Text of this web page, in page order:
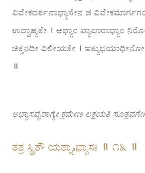
ವಿವೇಕದರ್ಶನಾಭ್ಯಾಸೇನ ಚ ವಿವೇಕಮಾರ್ಗಗಂ
ಉದ್ವಾಹ್ಯತೇ । ಆಭ್ಯಾಂ ವ್ಯಾಪಾರಾಭ್ಯಾಂ
ಚಿತ್ತನದೀ ವಿಲೀಯತೇ ।
॥
ಅಭ್ಯಾಸವೈರಾಗ್ಯೇ ಕ್ರಮೇಣ ಲಕ್ಷಯತಿ
ತತ್ರ ಸ್ಥಿತೌ ಯತ್ನಾಽಭ್ಯಾಸಃ ॥ ೧೩ ॥